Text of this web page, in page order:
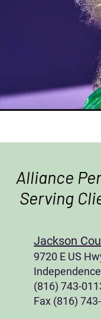
Alliance
Serving
Jackson
9720 E US
(816) 743-
Fax (816)